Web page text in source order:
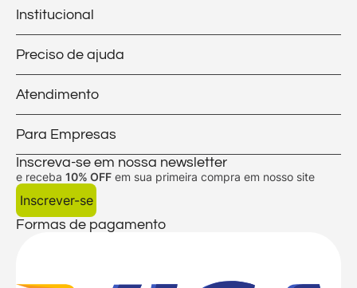
Institucional
Preciso de ajuda
Atendimento
Para Empresas
Inscreva-se em nossa newsletter
e receba 10% OFF em sua primeira compra em nosso site
Inscrever-se
Formas de pagamento